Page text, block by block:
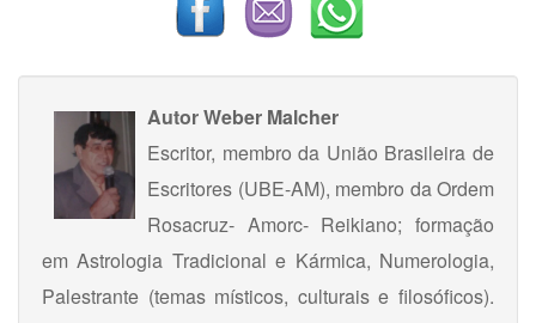
AutorWeber Malcher
Escritor, membro da União Brasileira de
Escritores (UBE-AM), membro da Ordem
Rosacruz- Amorc- Reikiano; formação
em Astrologia Tradicional e Kármica, Numerologia,
Palestrante (temas místicos, culturais e filosóficos).